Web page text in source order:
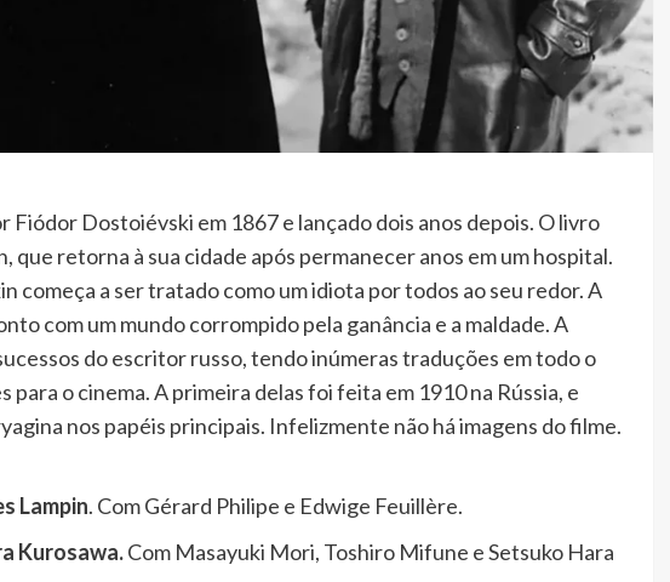
Fiódor Dostoiévski em 1867 e lançado dois anos depois. O livro
retorna à sua cidade após permanecer anos em um hospital.
começa a ser tratado como um idiota por todos ao seu redor. A
com um mundo corrompido pela ganância e a maldade. A
do escritor russo, tendo inúmeras traduções em todo o
para o cinema. A primeira delas foi feita em 1910 na Rússia, e
nos papéis principais. Infelizmente não há imagens do filme.
Lampin. Com Gérard Philipe e Edwige Feuillère.
Kurosawa.Com Masayuki Mori, Toshiro Mifune e Setsuko Hara